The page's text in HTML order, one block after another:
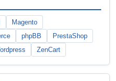
Magento
phpBB
PrestaShop
ZenCart